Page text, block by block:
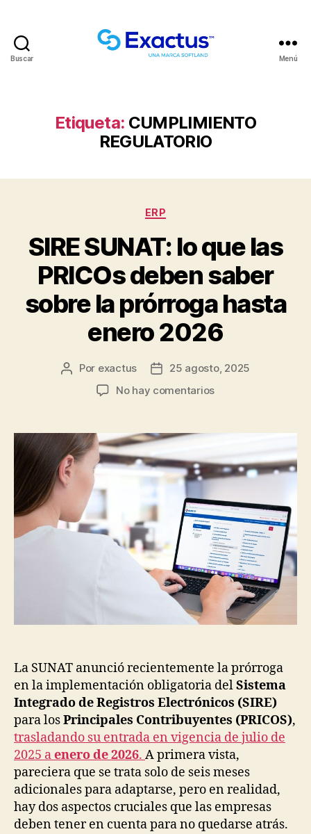
Buscar Menú
Etiqueta: CUMPLIMIENTO
REGULATORIO
ERP
SIRE SUNAT: lo que las
PRICOs deben saber
sobre la prórroga hasta
enero 2026
Por exactus
25 agosto, 2025
No hay comentarios
La SUNAT anunció recientemente la prórroga
en la implementación obligatoria delSistema
Integrado de Registros Electrónicos (SIRE)
para losPrincipales Contribuyentes (PRICOS),
trasladando su entrada en vigencia de julio de
2025 aenero de 2026. A primera vista,
pareciera que se trata solo de seis meses
adicionales para adaptarse, pero en realidad,
hay dos aspectos cruciales que las empresas
deben tener en cuenta para no quedarse atrás.